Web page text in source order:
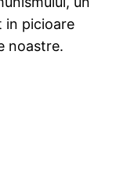
in picioare
noastre.